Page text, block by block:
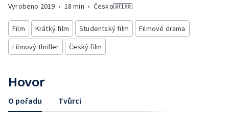
Vyrobeno 2019 • 18 min • Česko
Film Krátký film Studentský film
Filmové drama
Filmový thriller
Český film
Hovor
O pořadu Tvůrci